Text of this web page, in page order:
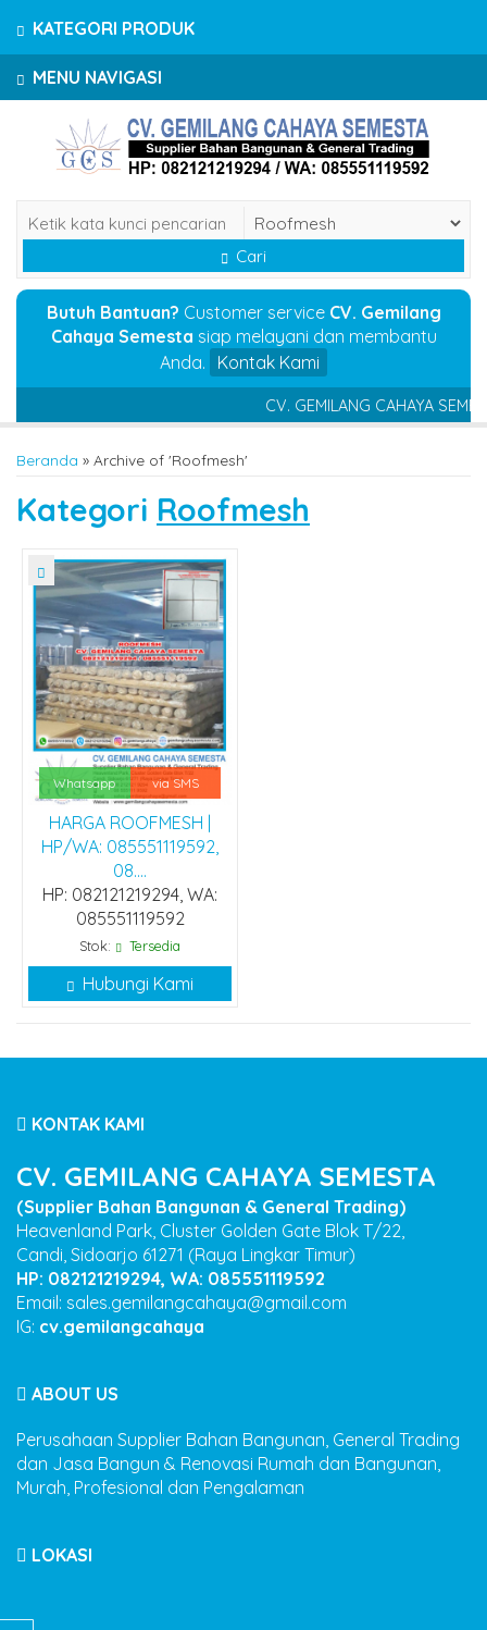
MENU NAVIGASI
Cari
Butuh Bantuan? Customer service CV. Gemilang
Cahaya Semesta siap melayani dan membantu
Anda.
Kontak Kami
CV. GEMILANG CAHAYA
Beranda » Archive of 'Roofmesh'
Kategori Roofmesh
Whatsapp via SMS
HARGA ROOFMESH |
HP/WA: 085551119592,
08....
HP: 082121219294, WA:
085551119592
Stok: Tersedia
Hubungi Kami
KATEGORI PRODUK
KONTAK KAMI
CV. GEMILANG CAHAYA SEMESTA
(Supplier Bahan Bangunan & General Trading)
Heavenland Park, Cluster Golden Gate Blok T/22,
Candi, Sidoarjo 61271 (Raya Lingkar Timur)
HP: 082121219294, WA: 085551119592
Email: sales.gemilangcahaya@gmail.com
IG: cv.gemilangcahaya
ABOUT US
Perusahaan Supplier Bahan Bangunan, General Trading
dan Jasa Bangun & Renovasi Rumah dan Bangunan,
Murah, Profesional dan Pengalaman
LOKASI